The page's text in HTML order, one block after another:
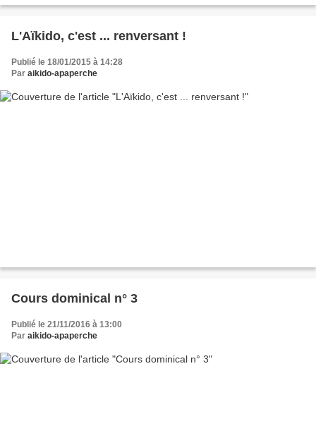
L'Aïkido, c'est ... renversant !
Publié le 18/01/2015 à 14:28
Par aikido-apaperche
Cours dominical n° 3
Publié le 21/11/2016 à 13:00
Par aikido-apaperche